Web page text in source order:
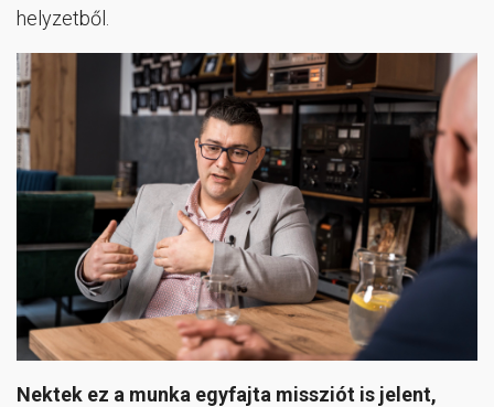
helyzetből.
Nektek ez a munka egyfajta missziót is jelent,